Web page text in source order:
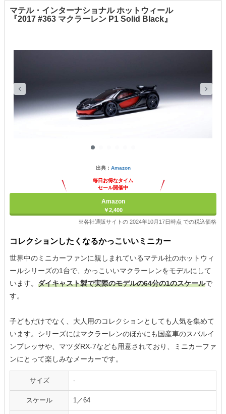
マテル・インターナショナル ホットウィール
『2017 #363 マクラーレン P1 Solid Black』
出典： Amazon
毎日お得なタイム
セール開催中
Amazon
￥2,400
※各社通販サイトの 2024年10月17日時点 での税込価格
コレクションしたくなるかっこいいミニカー
世界中のミニカーファンに親しまれているマテル社のホットウィ
ールシリーズの1台で、かっこいいマクラーレンをモデルにして
います。 ダイキャスト製で実際のモデルの64分の1のスケールで
す。
子どもだけでなく、大人用のコレクションとしても人気を集めて
います。シリーズにはマクラーレンのほかにも国産車のスバルイ
ンプレッサや、マツダRX-7なども用意されており、ミニカーファ
ンにとって楽しみなメーカーです。
サイズ -
スケール 1／64